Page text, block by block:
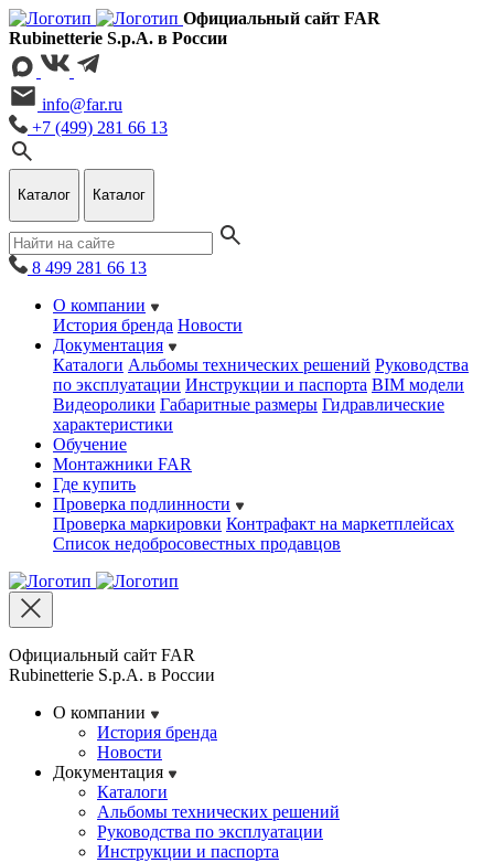
Официальный сайт FAR
Rubinetterie S.p.A. в России
info@far.ru
+7 (499) 281 66 13
Каталог Каталог
8 499 281 66 13
О компании
История бренда Новости
Документация
Каталоги Альбомы технических решений Руководства
по эксплуатации Инструкции и паспорта BIM модели
Видеоролики Габаритные размеры Гидравлические
характеристики
Обучение
Монтажники FAR
Где купить
Проверка подлинности
Проверка маркировки Контрафакт на маркетплейсах
Cписок недобросовестных продавцов
Официальный сайт FAR
Rubinetterie S.p.A. в России
О компании
История бренда
Новости
Документация
Каталоги
Альбомы технических решений
Руководства по эксплуатации
Инструкции и паспорта